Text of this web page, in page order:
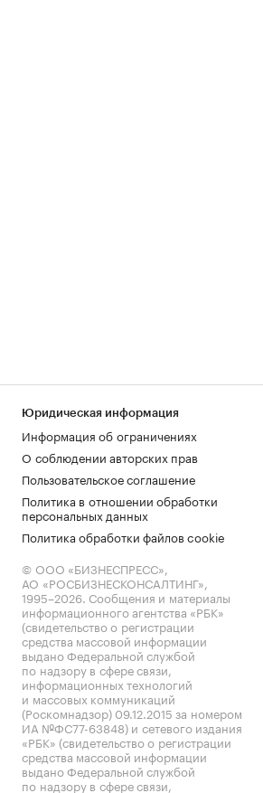
Юридическая информация
Информация об ограничениях
О соблюдении авторских прав
Пользовательское соглашение
Политика в отношении обработки
персональных данных
Политика обработки файлов cookie
© ООО «БИЗНЕСПРЕСС»,
АО «РОСБИЗНЕСКОНСАЛТИНГ»,
1995–2026. Сообщения и материалы
информационного агентства «РБК»
(свидетельство о регистрации
средства массовой информации
выдано Федеральной службой
по надзору в сфере связи,
информационных технологий
и массовых коммуникаций
(Роскомнадзор) 09.12.2015 за номером
ИА №ФС77-63848) и сетевого издания
«РБК» (свидетельство о регистрации
средства массовой информации
выдано Федеральной службой
по надзору в сфере связи,